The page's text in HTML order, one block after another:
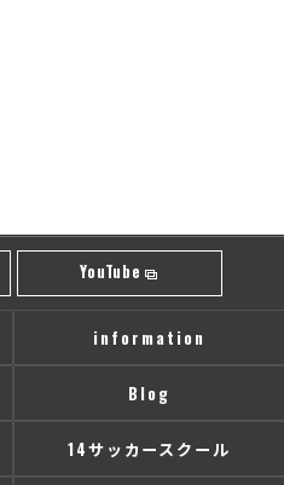
YouTube
information
Blog
14サッカースクール